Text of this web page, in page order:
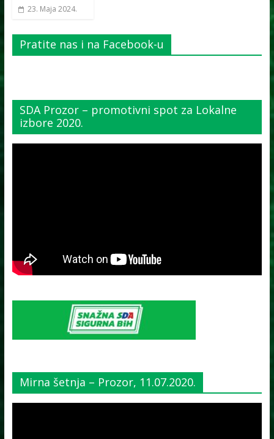
23. Maja 2024.
Pratite nas i na Facebook-u
SDA Prozor – promotivni spot za Lokalne
izbore 2020.
Mirna šetnja – Prozor, 11.07.2020.